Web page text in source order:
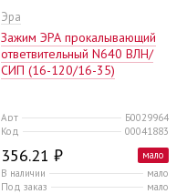
Эра
Зажим ЭРА прокалывающий
ответвительный N640 ВЛН/
СИП (16-120/16-35)
Арт
Б0029964
Код
00041883
356.21 ₽
мало
В наличии
мало
Под заказ
мало